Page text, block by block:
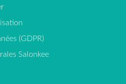
(GDPR)
Salonkee